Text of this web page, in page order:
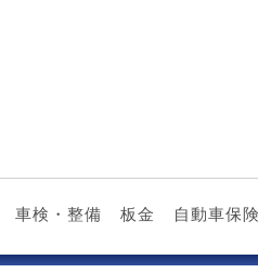
車検・整備 板金 自動車保険